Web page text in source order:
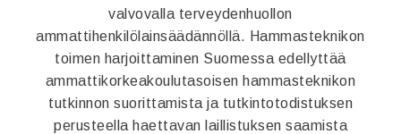
valvovalla terveydenhuollon
ammattihenkilölainsäädännöllä. Hammasteknikon
toimen harjoittaminen Suomessa edellyttää
ammattikorkeakoulutasoisen hammasteknikon
tutkinnon suorittamista ja tutkintotodistuksen
perusteella haettavan laillistuksen saamista